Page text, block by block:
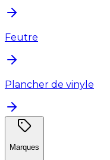
Feutre
Plancher de vinyle
Marques